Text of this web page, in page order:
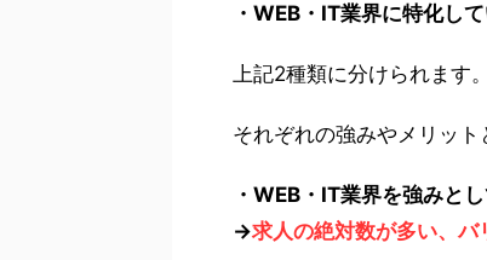
・WEB・IT業界に特化し
上記2種類に分けられます。
それぞれの強みやメリット
・WEB・IT業界を強みと
→求人の絶対数が多い、バ